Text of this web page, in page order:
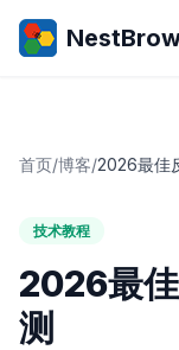
首页/博客/2026最佳
技术教程
2026最
测